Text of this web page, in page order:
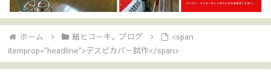
ホーム 紙ヒコーキ。ブログ
<span
itemprop="headline">デスビカバー試作</span>